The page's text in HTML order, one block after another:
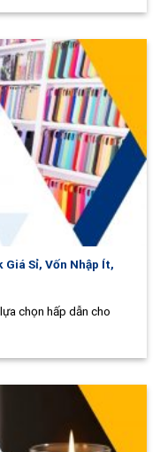
Sỉ, Vốn Nhập Ít,
chọn hấp dẫn cho